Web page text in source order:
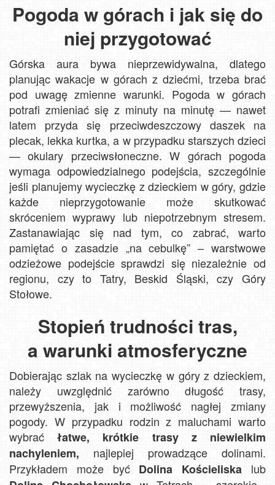
Pogoda w górach i jak się do
niej przygotować
Górska aura bywa nieprzewidywalna, dlatego
planując wakacje w górach z dziećmi, trzeba brać
pod uwagę zmienne warunki. Pogoda w górach
potrafi zmieniać się z minuty na minutę — nawet
latem przyda się przeciwdeszczowy daszek na
plecak, lekka kurtka, a w przypadku starszych dzieci
— okulary przeciwsłoneczne. W górach pogoda
wymaga odpowiedzialnego podejścia, szczególnie
jeśli planujemy wycieczkę z dzieckiem w góry, gdzie
każde nieprzygotowanie może skutkować
skróceniem wyprawy lub niepotrzebnym stresem.
Zastanawiając się nad tym, co zabrać, warto
pamiętać o zasadzie „na cebulkę” – warstwowe
odzieżowe podejście sprawdzi się niezależnie od
regionu, czy to Tatry, Beskid Śląski, czy Góry
Stołowe.
Stopień trudności tras,
a warunki atmosferyczne
Dobierając szlak na wycieczkę w góry z dzieckiem,
należy uwzględnić zarówno długość trasy,
przewyższenia, jak i możliwość nagłej zmiany
pogody. W przypadku rodzin z maluchami warto
wybrać łatwe, krótkie trasy z niewielkim
nachyleniem, najlepiej prowadzące dolinami.
Przykładem może byćDolina Kościeliska lub